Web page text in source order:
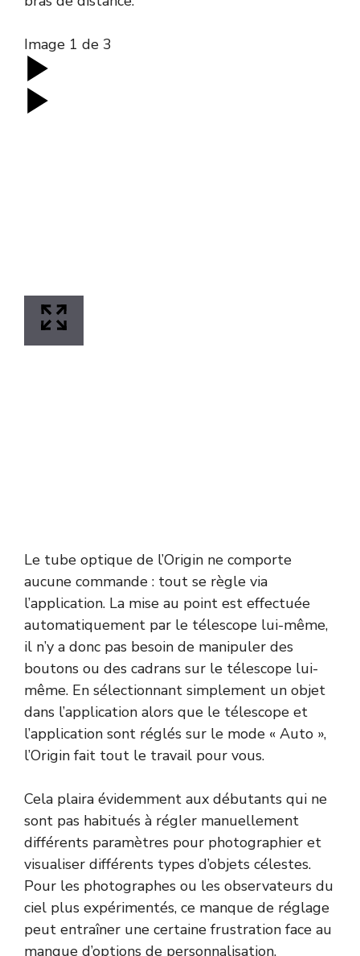
Image 1 de 3
Le tube optique de l’Origin ne comporte
aucune commande : tout se règle via
l’application. La mise au point est effectuée
automatiquement par le télescope lui-même,
il n’y a donc pas besoin de manipuler des
boutons ou des cadrans sur le télescope lui-
même. En sélectionnant simplement un objet
dans l’application alors que le télescope et
l’application sont réglés sur le mode « Auto »,
l’Origin fait tout le travail pour vous.
Cela plaira évidemment aux débutants qui ne
sont pas habitués à régler manuellement
différents paramètres pour photographier et
visualiser différents types d’objets célestes.
Pour les photographes ou les observateurs du
ciel plus expérimentés, ce manque de réglage
peut entraîner une certaine frustration face au
manque d’options de personnalisation.